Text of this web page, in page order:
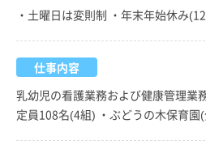
・土曜日は変則制 ・年末年始休み
仕事内容
乳幼児の看護業務および健康管理業
定員108名(4組) ・ぶどうの木保育園